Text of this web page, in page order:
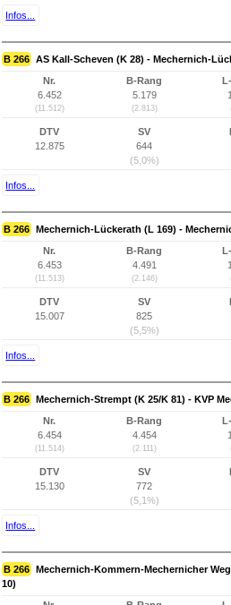
Infos...
B 266 AS Kall-Scheven (K 28) - Mechernich-
Nr.
6.452
(11.512)
B-Rang
5.179
(2.813)
DTV
12.875
SV
644
(5,0%)
Infos...
B 266 Mechernich-Lückerath (L 169) -
Nr.
6.453
(11.513)
B-Rang
4.491
(2.146)
DTV
15.007
SV
825
(5,5%)
Infos...
B 266 Mechernich-Strempt (K 25/K 81) - KVP
Nr.
6.454
(11.514)
B-Rang
4.454
(2.111)
DTV
15.130
SV
772
(5,1%)
Infos...
B 266 Mechernich-Kommern-Mechernicher
10)